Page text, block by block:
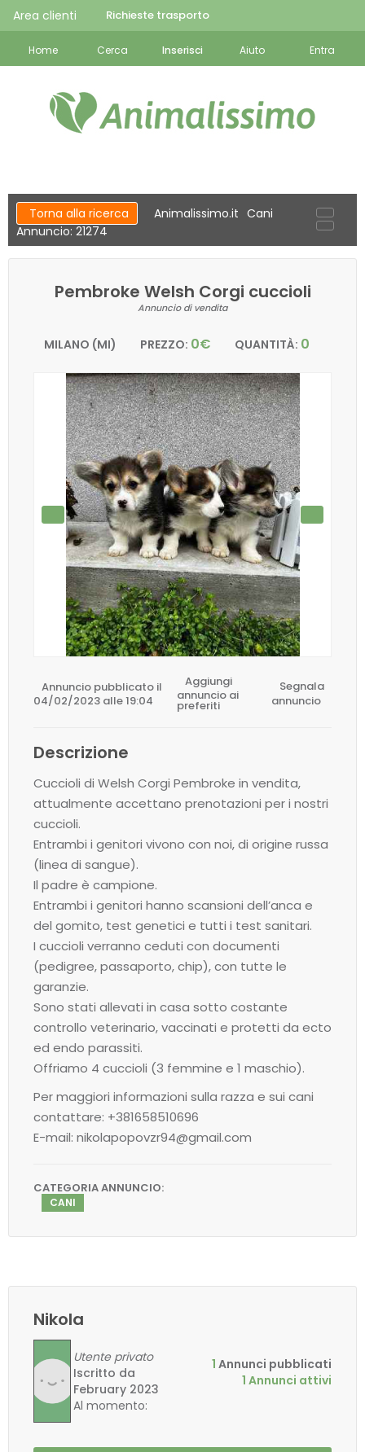
Area clienti Richieste trasporto
Home Cerca Inserisci Aiuto Entra
Torna alla ricerca Animalissimo.it Cani
Annuncio: 21274
Pembroke Welsh Corgi cuccioli
Annuncio di vendita
MILANO (MI) PREZZO: 0€ QUANTITÀ: 0
Annuncio pubblicato il
04/02/2023 alle 19:04
Aggiungi
annuncio ai
preferiti
Segnala
annuncio
Descrizione
Cuccioli di Welsh Corgi Pembroke in vendita,
attualmente accettano prenotazioni per i nostri
cuccioli.
Entrambi i genitori vivono con noi, di origine russa
(linea di sangue).
Il padre è campione.
Entrambi i genitori hanno scansioni dell’anca e
del gomito, test genetici e tutti i test sanitari.
I cuccioli verranno ceduti con documenti
(pedigree, passaporto, chip), con tutte le
garanzie.
Sono stati allevati in casa sotto costante
controllo veterinario, vaccinati e protetti da ecto
ed endo parassiti.
Offriamo 4 cuccioli (3 femmine e 1 maschio).
Per maggiori informazioni sulla razza e sui cani
contattare: +381658510696
E-mail: nikolapopovzr94@gmail.com
CATEGORIA ANNUNCIO:
CANI
Nikola
Utente privato
Iscritto da
February 2023
Al momento:
1 Annunci pubblicati
1 Annunci attivi